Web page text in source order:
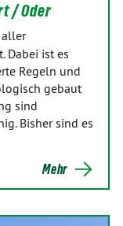
/ Oder
aller
Dabei ist es
Regeln und
gebaut
sind
Bisher sind es
Mehr